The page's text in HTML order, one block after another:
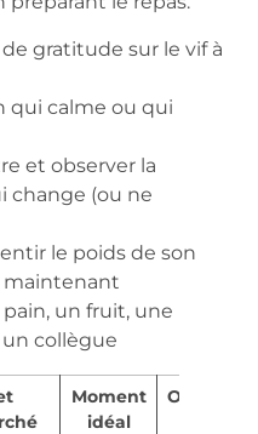
gratitude sur le vif à
qui calme ou qui
et observer la
change (ou ne
le poids de son
maintenant
un fruit, une
collègue
Moment
idéal
Objets/